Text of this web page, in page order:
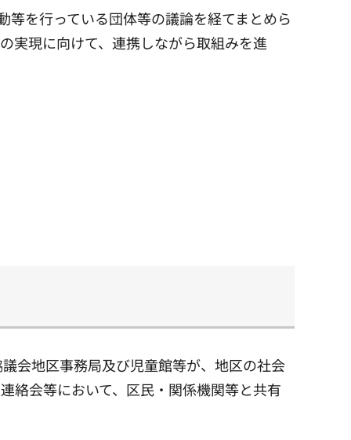
を行っている団体等の議論を経てまとめら
実現に向けて、連携しながら取組みを進
会地区事務局及び児童館等が、地区の社会
絡会等において、区民・関係機関等と共有